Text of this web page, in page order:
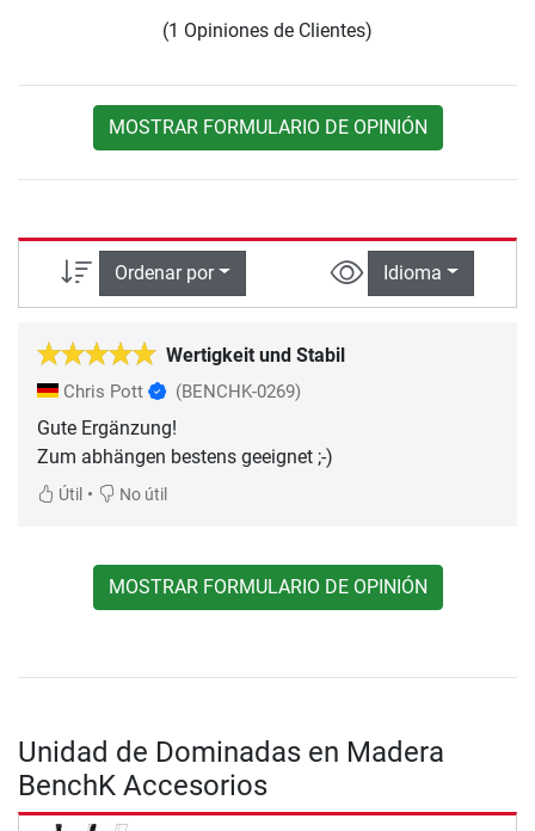
(1 Opiniones de Clientes)
MOSTRAR FORMULARIO DE OPINIÓN
Ordenar por Idioma
Wertigkeit und Stabil
Chris Pott (BENCHK-0269)
Gute Ergänzung!
Zum abhängen bestens geeignet ;-)
Útil • No útil
MOSTRAR FORMULARIO DE OPINIÓN
Unidad de Dominadas en Madera
BenchK Accesorios